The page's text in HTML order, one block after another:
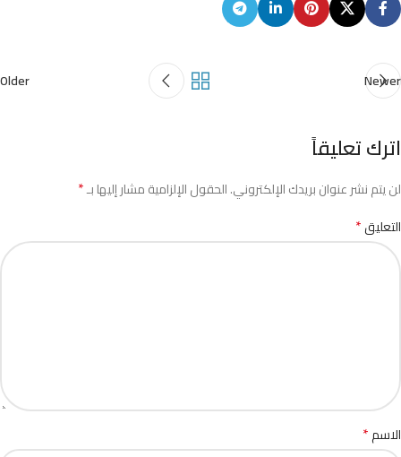
Newer
Older
اترك تعليقاً
لن يتم نشر عنوان بريدك الإلكتروني.الحقول الإلزامية مشار إليها بـ*
التعليق*
الاسم*